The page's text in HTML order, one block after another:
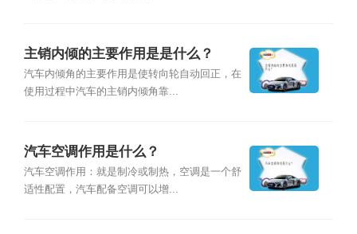
主销内倾的主要作用是是什么？
汽车内倾角的主要作用是使转向轮自动回正，在
使用过程中汽车的主销内倾角靠...
汽车空调作用是什么？
汽车空调作用：就是制冷或制热，空调是一个舒
适性配置，汽车配备空调可以增...